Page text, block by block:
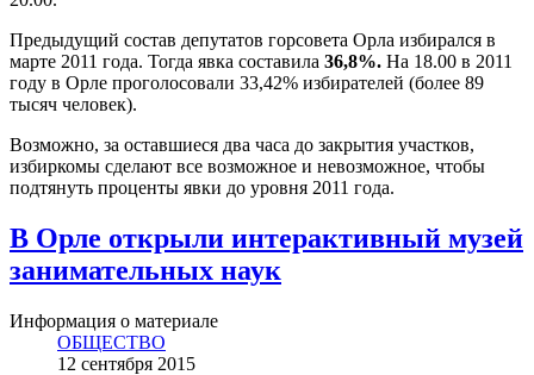
Предыдущий состав депутатов горсовета Орла избирался в
марте 2011 года. Тогда явка составила 36,8%. На 18.00 в 2011
году в Орле проголосовали 33,42% избирателей (более 89
тысяч человек).
Возможно, за оставшиеся два часа до закрытия участков,
избиркомы сделают все возможное и невозможное, чтобы
подтянуть проценты явки до уровня 2011 года.
В Орле открыли интерактивный музей
занимательных наук
Информация о материале
ОБЩЕСТВО
12 сентября 2015